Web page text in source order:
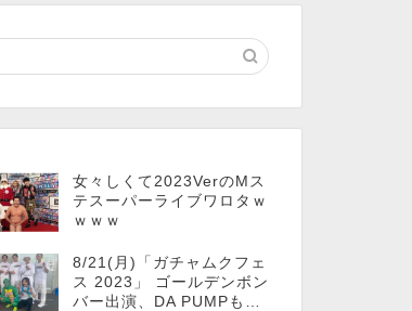
女々しくて2023VerのMス
テスーパーライブワロタｗ
ｗｗｗ
8/21(月)「ガチャムクフェ
ス 2023」 ゴールデンボン
バー出演、DA PUMPも…